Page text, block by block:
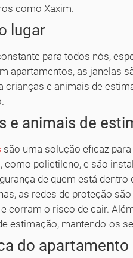
como Xaxim.
lugar
para todos nós,
apartamentos, as janelas
crianças e animais de
e animais de
são uma solução eficaz
polietileno, e são
de quem está dentro
as redes de proteção
corram o risco de cair.
estimação, mantendo-os
do apartamento